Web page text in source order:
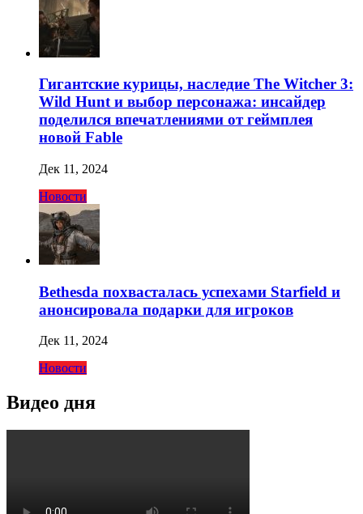
Гигантские курицы, наследие The Witcher 3:
Wild Hunt и выбор персонажа: инсайдер
поделился впечатлениями от геймплея
новой Fable
Дек 11, 2024
Новости
Bethesda похвасталась успехами Starfield и
анонсировала подарки для игроков
Дек 11, 2024
Новости
Видео дня